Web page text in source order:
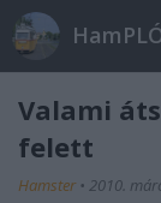
Valami
felett
Hamster • 2010.